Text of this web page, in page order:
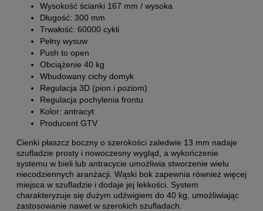
Wysokość ścianki 167 mm / wysoka
Długość: 300 mm
Trwałość: 60000 cykli
Pełny wysuw
Push to open
Obciążenie 40 kg
Wbudowany cichy domyk
Regulacja 3D (pion i poziom)
Regulacja pochylenia frontu
Kolor: antracyt
Producent GTV
Cienki płaszcz boczny o szerokości zaledwie 13 mm nadaje
szufladzie prosty i nowoczesny wygląd, a wykończenie
systemu w bieli lub antracycie umożliwia stworzenie wielu
niecodziennych aranżacji. Wąski bok zapewnia również więcej
miejsca w szufladzie i dodaje jej lekkości. System
charakteryzuje się dużym udźwigiem do 40 kg, umożliwiając
zastosowanie nawet w szerokich szufladach.